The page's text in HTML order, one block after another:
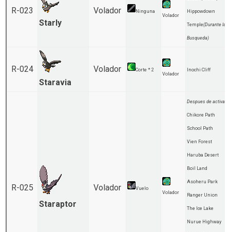
R-023
Starly
Volador
Ninguna
Volador
Hippowdown
Temple(Durante la
Busqueda)
R-024
Staravia
Volador
Corte * 2
Volador
Inochi Cliff
R-025
Staraptor
Volador
Vuelo
Volador
Despues de activar
Chikore Path
School Path
Vien Forest
Haruba Desert
Boil Land
Asoheru Park
Ranger Union
The Ice Lake
Nurue Highway